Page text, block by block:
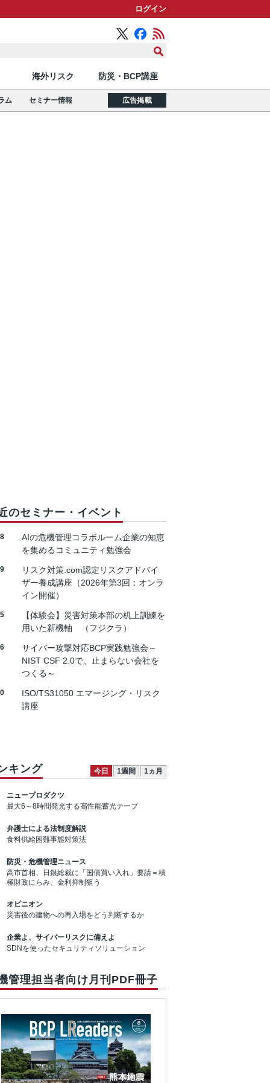
ログイン
海外リスク 防災・BCP講座
ム セミナー情報 広告掲載
のセミナー・イベント
AIの危機管理コラボルーム企業の知恵
を集めるコミュニティ勉強会
リスク対策.com認定リスクアドバイ
ザー養成講座（2026年第3回：オンラ
イン開催）
【体験会】災害対策本部の机上訓練を
用いた新機軸 （フジクラ）
サイバー攻撃対応BCP実践勉強会～
NIST CSF 2.0で、止まらない会社を
つくる～
ISO/TS31050 エマージング・リスク
講座
キング 今日 1週間 1ヵ月
ニュープロダクツ
最大6～8時間発光する高性能蓄光テープ
弁護士による法制度解説
食料供給困難事態対策法
防災・危機管理ニュース
高市首相、日銀総裁に「国債買い入れ」要請＝積
極財政にらみ、金利抑制狙う
オピニオン
災害後の建物への再入場をどう判断するか
企業よ、サイバーリスクに備えよ
SDNを使ったセキュリティソリューション
管理担当者向け月刊PDF冊子